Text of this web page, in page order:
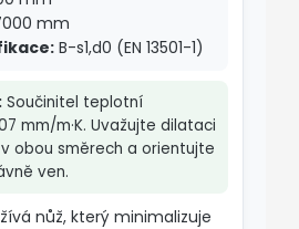
mm
B-s1,d0 (EN 13501-1)
Součinitel teplotní
mm/m·K. Uvažujte dilataci
v obou směrech a orientujte
ven.
nůž, který minimalizuje